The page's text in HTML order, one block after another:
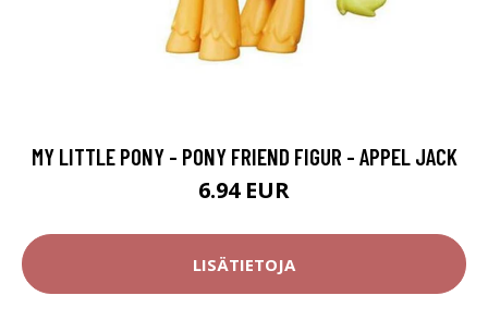
MY LITTLE PONY - PONY FRIEND FIGUR - APPEL JACK
6.94 EUR
LISÄTIETOJA